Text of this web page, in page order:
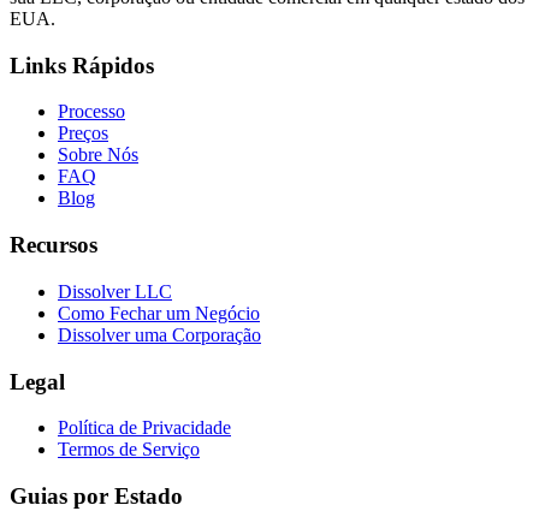
EUA.
Links Rápidos
Processo
Preços
Sobre Nós
FAQ
Blog
Recursos
Dissolver LLC
Como Fechar um Negócio
Dissolver uma Corporação
Legal
Política de Privacidade
Termos de Serviço
Guias por Estado